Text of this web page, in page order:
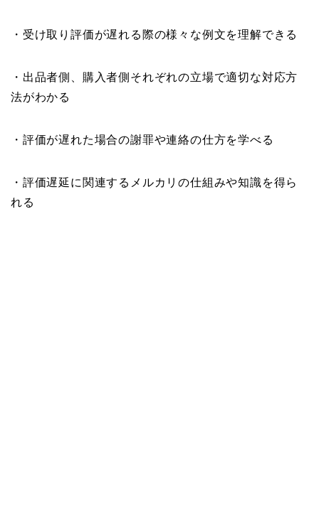
・受け取り評価が遅れる際の様々な例文を理解できる
・出品者側、購入者側それぞれの立場で適切な対応方
法がわかる
・評価が遅れた場合の謝罪や連絡の仕方を学べる
・評価遅延に関連するメルカリの仕組みや知識を得ら
れる